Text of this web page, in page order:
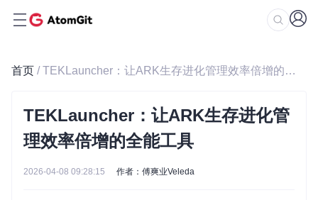
首页 / TEKLauncher：让ARK生存进化管理效率倍增的全能工具
TEKLauncher：让ARK生存进化管
理效率倍增的全能工具
2026-04-08 09:28:15 作者：傅爽业Veleda